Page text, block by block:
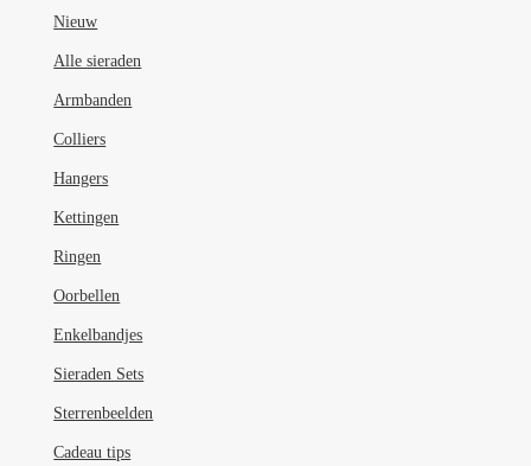
Nieuw
Alle sieraden
Armbanden
Colliers
Hangers
Kettingen
Ringen
Oorbellen
Enkelbandjes
Sieraden Sets
Sterrenbeelden
Cadeau tips